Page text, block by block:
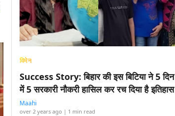
विमेन
Success Story: बिहार की इस बिटिया ने 5 दिन
में 5 सरकारी नौकरी हासिल कर रच दिया है इतिहास
Maahi
over 2 years ago | 1 min read